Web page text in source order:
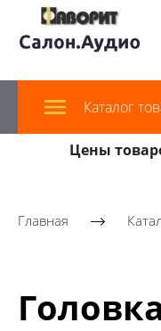
Каталог
Цены
Главная